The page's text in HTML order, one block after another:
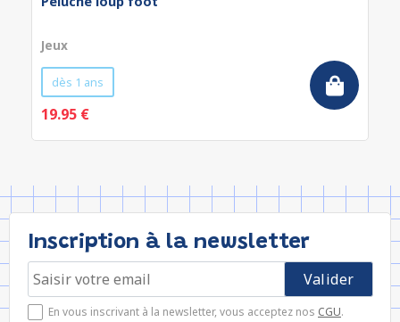
Jeux
dès 1 ans
19.95 €
Inscription à la newsletter
En vous inscrivant à la newsletter, vous acceptez nos CGU.